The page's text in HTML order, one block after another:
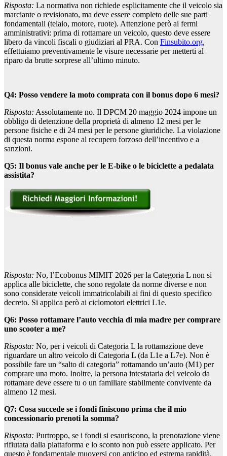
Risposta: La normativa non richiede esplicitamente che il veicolo sia
marciante o revisionato, ma deve essere completo delle sue parti
fondamentali (telaio, motore, ruote). Attenzione però ai fermi
amministrativi: prima di rottamare un veicolo, questo deve essere
libero da vincoli fiscali o giudiziari al PRA. Con Finsubito.org,
effettuiamo preventivamente le visure necessarie per metterti al
riparo da brutte sorprese all’ultimo minuto.
Q4: Posso vendere la moto comprata con il bonus dopo 6 mesi?
Risposta: Assolutamente no. Il DPCM 20 maggio 2024 impone un
obbligo di detenzione della proprietà di almeno 12 mesi per le
persone fisiche e di 24 mesi per le persone giuridiche. La violazione
di questa norma espone al recupero forzoso dell’incentivo e a
sanzioni.
Q5: Il bonus vale anche per le E-bike o le biciclette a pedalata
assistita?
Risposta: No, l’Ecobonus MIMIT 2026 per la Categoria L non si
applica alle biciclette, che sono regolate da norme diverse e non
sono considerate veicoli immatricolabili ai fini di questo specifico
decreto. Si applica però ai ciclomotori elettrici L1e.
Q6: Posso rottamare l’auto vecchia di mia madre per comprare
uno scooter a me?
Risposta: No, per i veicoli di Categoria L la rottamazione deve
riguardare un altro veicolo di Categoria L (da L1e a L7e). Non è
possibile fare un “salto di categoria” rottamando un’auto (M1) per
comprare una moto. Inoltre, la persona intestataria del veicolo da
rottamare deve essere tu o un familiare stabilmente convivente da
almeno 12 mesi.
Q7: Cosa succede se i fondi finiscono prima che il mio
concessionario prenoti la somma?
Risposta: Purtroppo, se i fondi si esauriscono, la prenotazione viene
rifiutata dalla piattaforma e lo sconto non può essere applicato. Per
questo è fondamentale muoversi con anticipo ed estrema rapidità.